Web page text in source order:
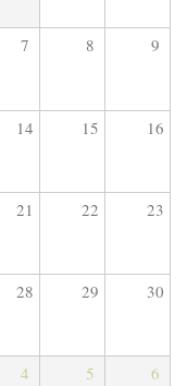
7 8 9
14 15 16
21 22 23
28 29 30
4 5 6